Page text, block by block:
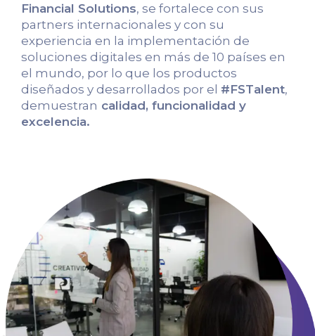
Financial Solutions, se fortalece con sus
partners internacionales y con su
experiencia en la implementación de
soluciones digitales en más de 10 países en
el mundo, por lo que los productos
diseñados y desarrollados por el #FSTalent,
demuestran calidad, funcionalidad y
excelencia.